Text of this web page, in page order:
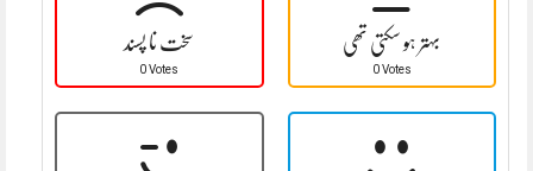
سخت نا پسند
0 Votes
بہتر ہو سکتی تھی
0 Votes